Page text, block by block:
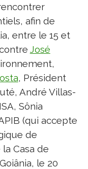
afin de
entre le 15 et
José
, Président
André Villas-
Sônia
(qui accepte
de
la Casa de
le 20